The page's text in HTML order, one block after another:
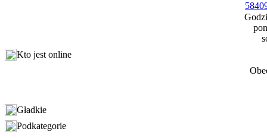
Kto jest online
Gładkie
Podkategorie